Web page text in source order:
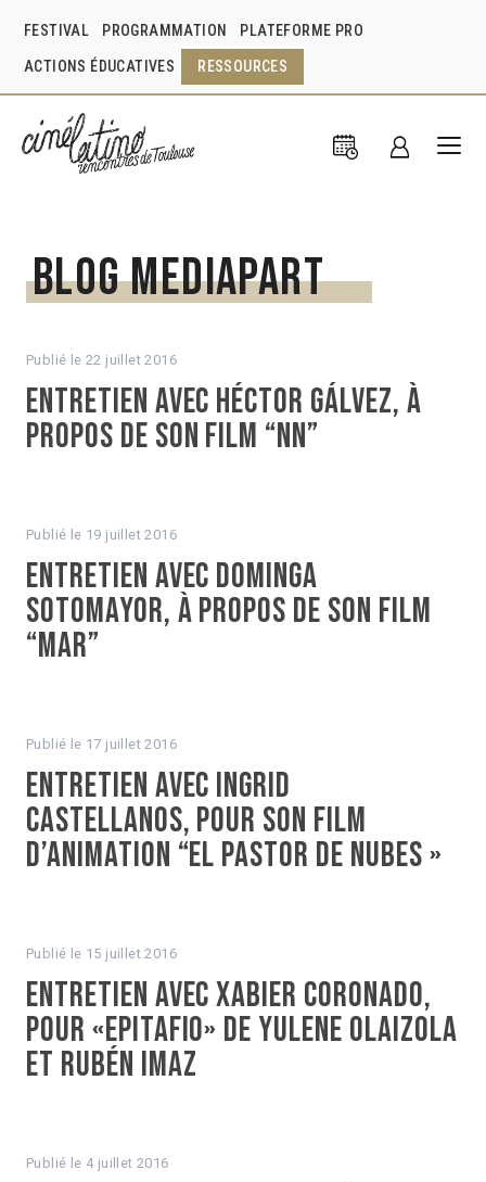
FESTIVAL PROGRAMMATION PLATEFORME PRO
ACTIONS ÉDUCATIVES RESSOURCES
Blog Mediapart
Publié le22 juillet 2016
Entretien avec Héctor Gálvez, à
propos de son film “NN”
Publié le 19 juillet 2016
Entretien avec Dominga
Sotomayor, à propos de son film
“Mar”
Publié le 17 juillet 2016
Entretien avec Ingrid
Castellanos, pour son film
d’animation “El Pastor de nubes »
Publié le 15 juillet 2016
Entretien avec Xabier Coronado,
pour «Epitafio» de Yulene Olaizola
et Rubén Imaz
Publié le 4 juillet 2016